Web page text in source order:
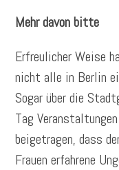
Mehr davon bitte
Erfreulicher Weise
nicht alle in Berlin
Sogar über die
Tag
beigetragen, dass
Frauen erfahrene